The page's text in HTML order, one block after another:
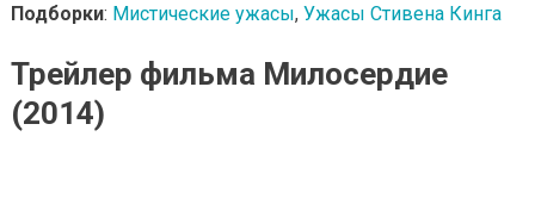
Подборки: Мистические ужасы, Ужасы Стивена Кинга
Трейлер фильма Милосердие
(2014)